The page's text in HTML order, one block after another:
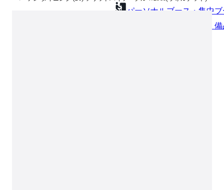
パーソナルブース・集中
オフィスアクセサリー・